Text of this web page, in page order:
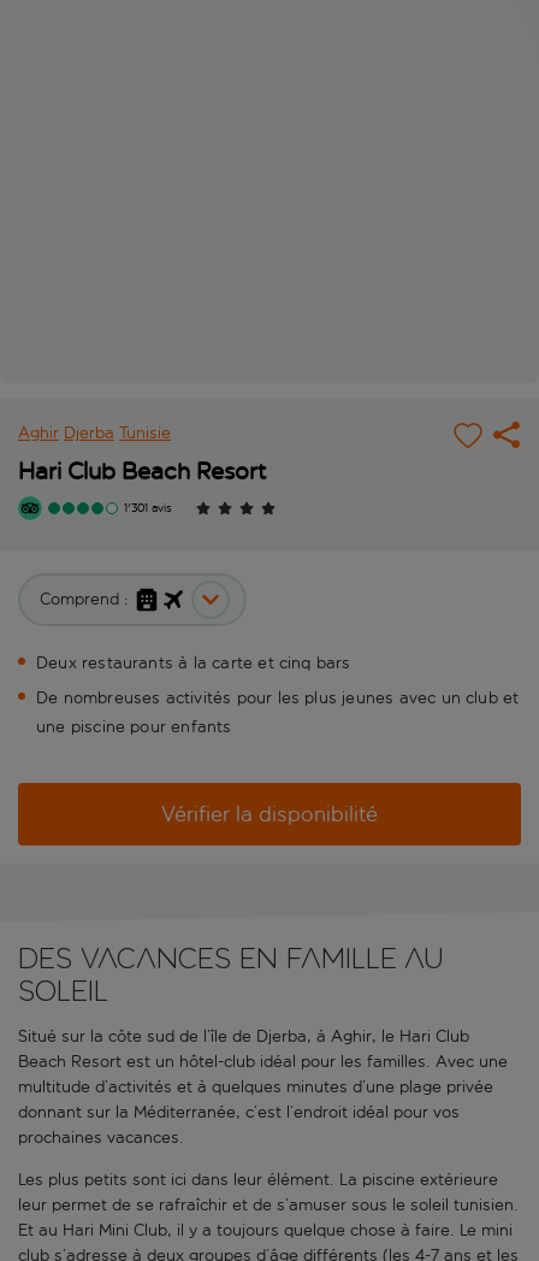
Aghir Djerba Tunisie
Hari Club Beach Resort
1'301 avis
Comprend :
Deux restaurants à la carte et cinq bars
De nombreuses activités pour les plus jeunes avec un club et
une piscine pour enfants
Vérifier la disponibilité
Des vacances en famille au
soleil
Situé sur la côte sud de l’île de Djerba, à Aghir, le Hari Club
Beach Resort est un hôtel-club idéal pour les familles. Avec une
multitude d’activités et à quelques minutes d’une plage privée
donnant sur la Méditerranée, c’est l’endroit idéal pour vos
prochaines vacances.
Les plus petits sont ici dans leur élément. La piscine extérieure
leur permet de se rafraîchir et de s’amuser sous le soleil tunisien.
Et au Hari Mini Club, il y a toujours quelque chose à faire. Le mini
club s’adresse à deux groupes d’âge différents (les 4-7 ans et les